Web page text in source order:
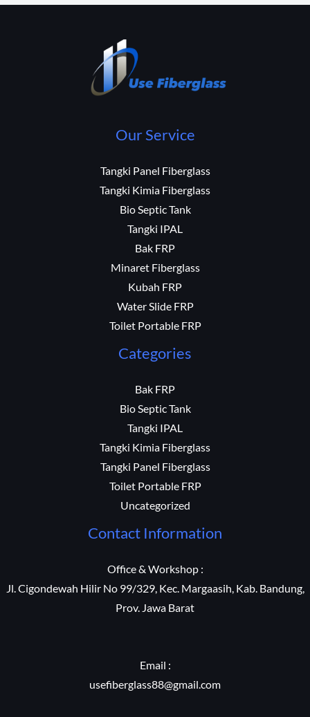
Our Service
Tangki Panel Fiberglass
Tangki Kimia Fiberglass
Bio Septic Tank
Tangki IPAL
Bak FRP
Minaret Fiberglass
Kubah FRP
Water Slide FRP
Toilet Portable FRP
Categories
Bak FRP
Bio Septic Tank
Tangki IPAL
Tangki Kimia Fiberglass
Tangki Panel Fiberglass
Toilet Portable FRP
Uncategorized
Contact Information
Office & Workshop :
Jl. Cigondewah Hilir No 99/329, Kec. Margaasih, Kab. Bandung,
Prov. Jawa Barat
Email :
usefiberglass88@gmail.com